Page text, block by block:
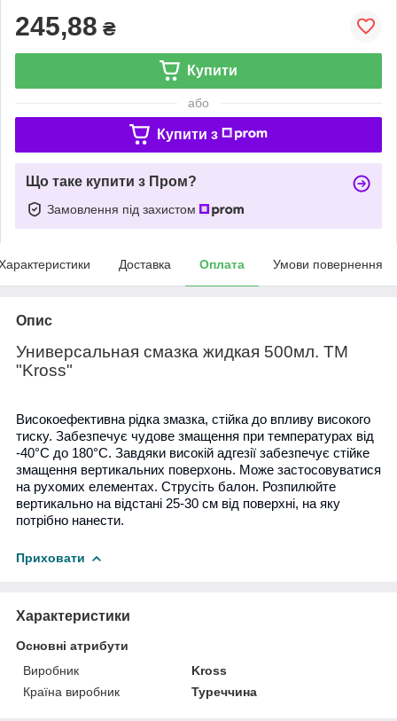
245,88 ₴
Купити
або
Купити з
Що таке купити з Пром?
Замовлення під захистом
Доставка Оплата Умови повернення
Опис
Универсальная смазка жидкая 500мл. ТМ
"Kross"
Високоефективна рідка змазка, стійка до впливу високого
тиску. Забезпечує чудове змащення при температурах від
-40°C до 180°C. Завдяки високій адгезії забезпечує стійке
змащення вертикальних поверхонь. Може застосовуватися
на рухомих елементах. Струсіть балон. Розпилюйте
вертикально на відстані 25-30 см від поверхні, на яку
потрібно нанести.
Приховати
Характеристики
Основні атрибути
Виробник
Kross
Країна виробник
Туреччина